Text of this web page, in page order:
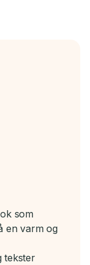
som
en varm og
tekster